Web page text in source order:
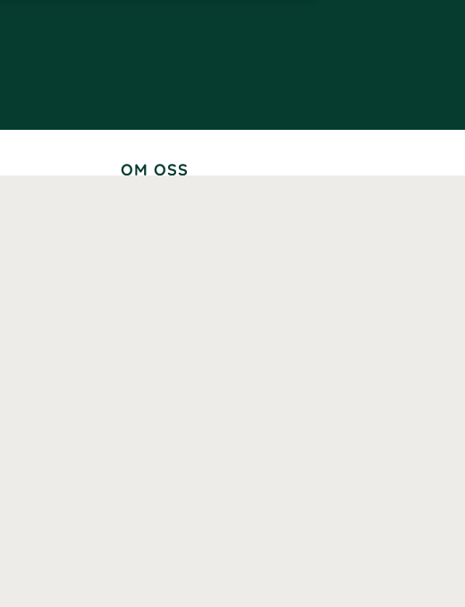
OM OSS